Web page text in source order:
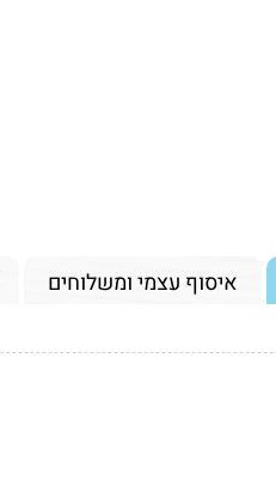
איסוף עצמי ומשלוחים